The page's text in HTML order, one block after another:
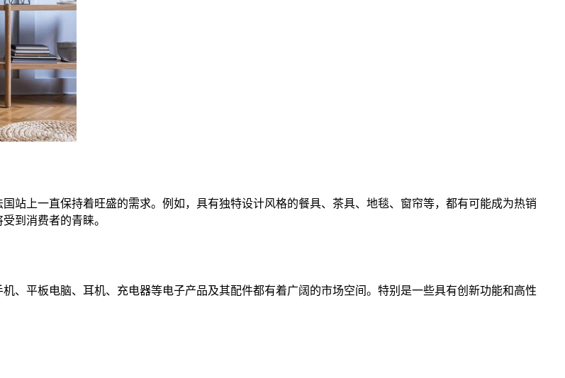
站上一直保持着旺盛的需求。例如，具有独特设计风格的餐具、茶具、地毯、窗帘等，都有可能成为热销
到消费者的青睐。
、平板电脑、耳机、充电器等电子产品及其配件都有着广阔的市场空间。特别是一些具有创新功能和高性